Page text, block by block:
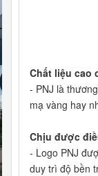
Chất liệu cao
- PNJ là
mạ vàng hay
Chịu được
- Logo PNJ
duy trì độ bền